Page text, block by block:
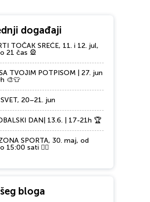
događaji
TOČAK SREĆE, 11. i 12. jul,
21 čas 🎡
TVOJIM POTPISOM | 27. jun
🎨👕
20–21. jun
DAN| 13.6. | 17-21h 🏆
SPORTA, 30. maj, od
15:00 sati 🏃‍♂️
bloga